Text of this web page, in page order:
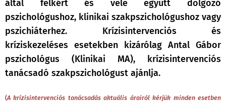
által felkért és vele együtt dolgozó
pszichológushoz, klinikai szakpszichológushoz vagy
pszichiáterhez. Krízisintervenciós és
kríziskezeléses esetekben kizárólag Antal Gábor
pszichológus (Klinikai MA), krízisintervenciós
tanácsadó szakpszichológust ajánlja.
(A krízisintervenciós tanácsadás aktuális árairól kérjük minden esetben